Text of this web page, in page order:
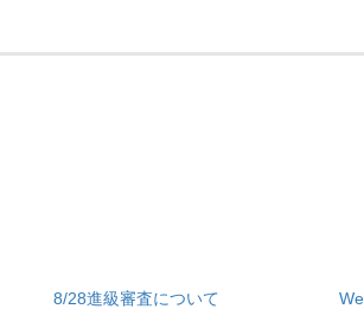
8/28進級審査について